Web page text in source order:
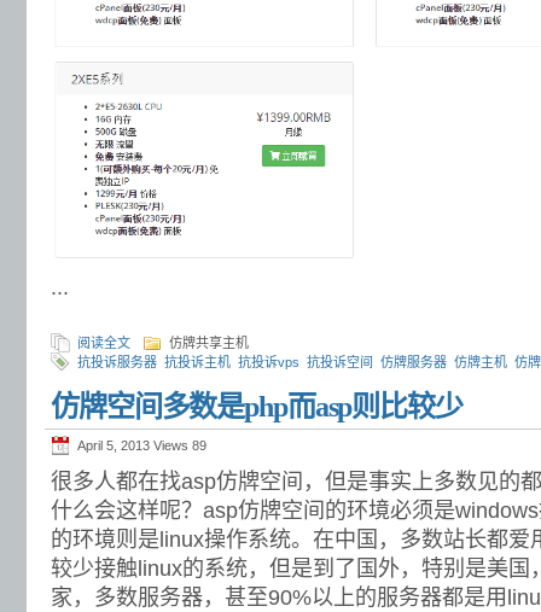
...
阅读全文
仿牌共享主机
抗投诉服务器 抗投诉主机 抗投诉vps 抗投诉空间 仿牌服务器 仿牌主机 仿
vps
外贸仿牌空间
仿牌空间多数是php而asp则比较少
April 5, 2013 Views 89
很多人都在找asp仿牌空间，但是事实上多数见的
什么会这样呢？asp仿牌空间的环境必须是
的环境则是linux操作系统。在中国，多数站长都爱
较少接触linux的系统，但是到了国外，特别是美国
家，多数服务器，甚至90%以上的服务器都是用